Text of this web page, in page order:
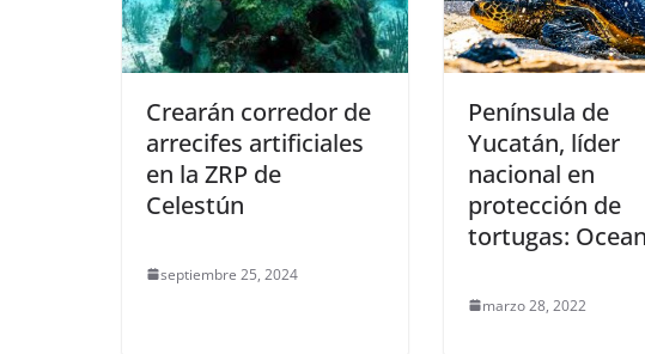
Crearán corredor de
arrecifes artificiales
en la ZRP de
Celestún
septiembre 25, 2024
Península de
Yucatán, líder
nacional en
protección de
tortugas:
marzo 28, 2022